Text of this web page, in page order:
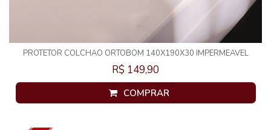
PROTETOR COLCHAO ORTOBOM 140X190X30 IMPERMEAVEL
BRANCO
R$ 149,90
COMPRAR